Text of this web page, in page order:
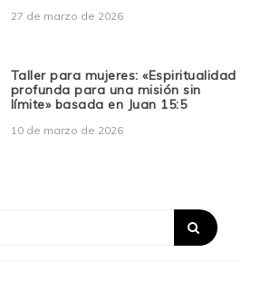
27 de marzo de 2026
Taller para mujeres: «Espiritualidad
profunda para una misión sin
límite» basada en Juan 15:5
10 de marzo de 2026